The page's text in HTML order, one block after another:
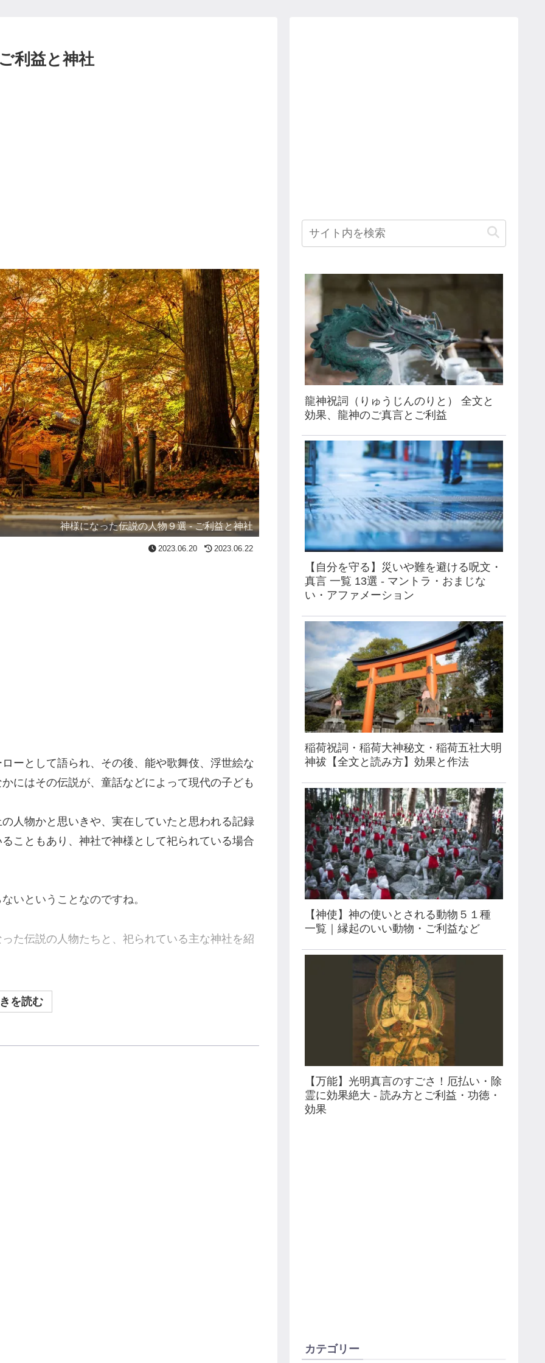
利益と神社
神様になった伝説の人物９選 - ご利益と神社
2023.06.20 2023.06.22
ーとして語られ、その後、能や歌舞伎、浮世絵な
にはその伝説が、童話などによって現代の子ども
人物かと思いきや、実在していたと思われる記録
こともあり、神社で神様として祀られている場合
いということなのですね。
た伝説の人物たちと、祀られている主な神社を紹
を読む
龍神祝詞（りゅうじんのりと） 全文と
効果、龍神のご真言とご利益
【自分を守る】災いや難を避ける呪文・
真言 一覧 13選 - マントラ・おまじな
い・アファメーション
稲荷祝詞・稲荷大神秘文・稲荷五社大明
神祓【全文と読み方】効果と作法
【神使】神の使いとされる動物５１種
一覧｜縁起のいい動物・ご利益など
【万能】光明真言のすごさ！厄払い・除
霊に効果絶大 - 読み方とご利益・功徳・
効果
カテゴリー